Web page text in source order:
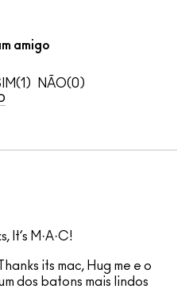
amigo
1 0
M·A·C!
its mac, Hug me e o
dos batons mais lindos